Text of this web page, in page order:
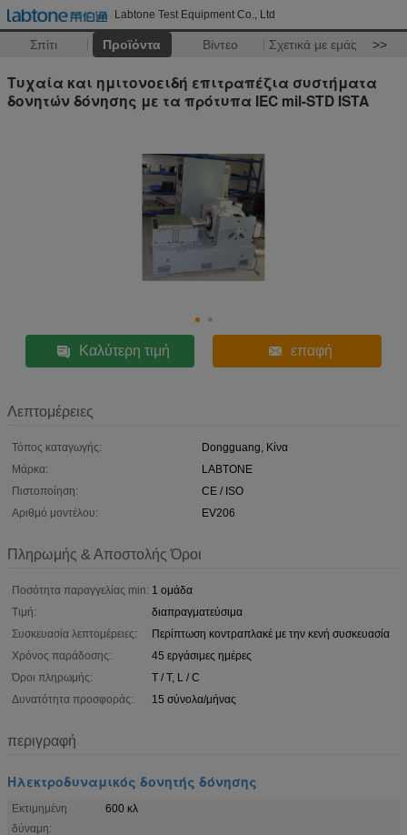
Labtone Test Equipment Co., Ltd
Σπίτι Προϊόντα Βίντεο Σχετικά με εμάς >>
Τυχαία και ημιτονοειδή επιτραπέζια συστήματα
δονητών δόνησης με τα πρότυπα IEC mil-STD ISTA
Καλύτερη τιμή επαφή
Λεπτομέρειες
Τόπος καταγωγής:
Dongguang, Κίνα
Μάρκα:
LABTONE
Πιστοποίηση:
CE / ISO
Αριθμό μοντέλου:
EV206
Πληρωμής & Αποστολής Όροι
Ποσότητα παραγγελίας min: 1 ομάδα
Τιμή:
διαπραγματεύσιμα
Συσκευασία λεπτομέρειες:
Περίπτωση κοντραπλακέ με την κενή συσκευασία
Χρόνος παράδοσης:
45 εργάσιμες ημέρες
Όροι πληρωμής:
T / T, L / C
Δυνατότητα προσφοράς:
15 σύνολα/μήνας
περιγραφή
Ηλεκτροδυναμικός δονητής δόνησης
Εκτιμημένη
δύναμη:
600 κλ